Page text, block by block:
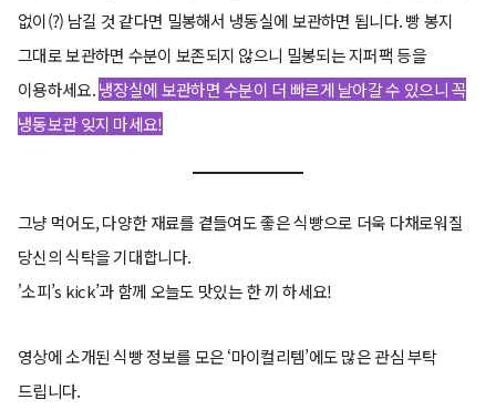
없이(?) 남길 것 같다면 밀봉해서 냉동실에 보관하면 됩니다. 빵 봉지
그대로 보관하면 수분이 보존되지 않으니 밀봉되는 지퍼팩 등을
이용하세요.냉장실에 보관하면 수분이 더 빠르게 날아갈 수 있으니 꼭
냉동보관 잊지 마세요!
그냥 먹어도, 다양한 재료를 곁들여도 좋은 식빵으로 더욱 다채로워질
당신의 식탁을 기대합니다.
'소피’s kick’과 함께 오늘도 맛있는 한 끼 하세요!
영상에 소개된 식빵 정보를 모은 ‘마이컬리템’에도 많은 관심 부탁
드립니다.